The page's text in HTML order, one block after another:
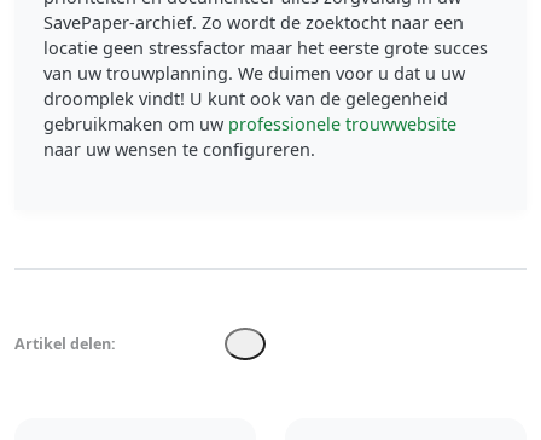
SavePaper-archief. Zo wordt de zoektocht naar een
locatie geen stressfactor maar het eerste grote succes
van uw trouwplanning. We duimen voor u dat u uw
droomplek vindt! U kunt ook van de gelegenheid
gebruikmaken om uw professionele trouwwebsite
naar uw wensen te configureren.
Artikel delen: